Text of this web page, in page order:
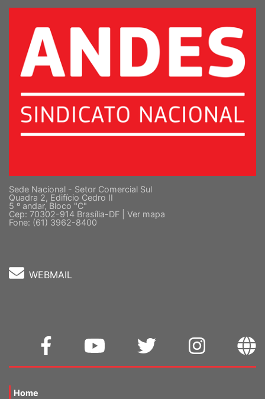
Sede Nacional - Setor Comercial Sul
Quadra 2, Edifício Cedro II
5 º andar, Bloco "C"
Cep: 70302-914 Brasília-DF | Ver mapa
Fone: (61) 3962-8400
WEBMAIL
Home